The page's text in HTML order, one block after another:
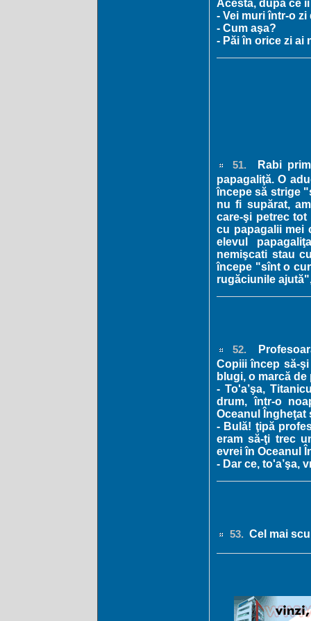
Acesta, după ce
- Vei muri într-o
- Cum aşa?
- Păi în orice zi ai
51.
Rabi
papagaliţă. O
începe să strige
nu fi supărat,
care-şi petrec
cu papagalii mei
elevul
nemişcati stau
începe "sînt o
rugăciunile
52.
Copiii încep să-
blugi, o marcă
- To'a’şa,
drum, într-o
Oceanul Îngheţat
- Bulă! ţipă
eram să-ţi trec
evrei în Oceanul
- Dar ce, to'a’şa,
53. Cel mai